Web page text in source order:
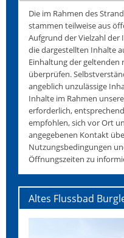
Die im Rahmen des
stammen teilweise aus
Aufgrund der Vielzahl der
die dargestellten Inhalte
Einhaltung der geltenden
überprüfen.
angeblich unzulässige
Inhalte im Rahmen
erforderlich,
empfohlen, sich vor Ort
angegebenen Kontakt
Nutzungsbedingungen
Öffnungszeiten zu
Altes Flussbad